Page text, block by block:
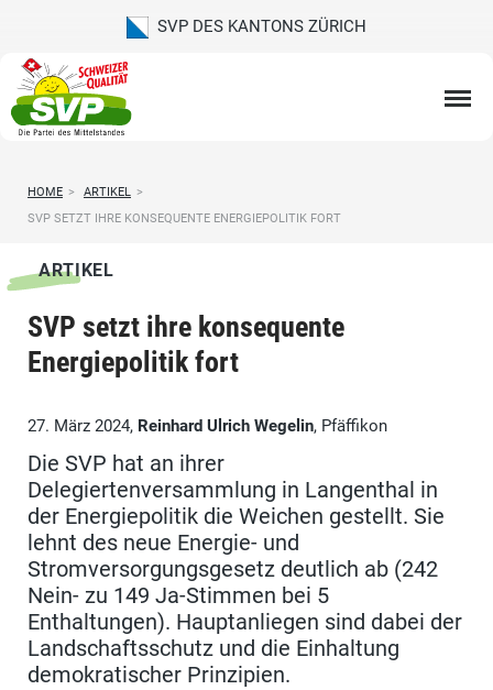
SVP DES KANTONS ZÜRICH
HOME > ARTIKEL >
SVP SETZT IHRE KONSEQUENTE ENERGIEPOLITIK FORT
ARTIKEL
SVP setzt ihre konsequente
Energiepolitik fort
27. März 2024, Reinhard Ulrich Wegelin, Pfäffikon
Die SVP hat an ihrer
Delegiertenversammlung in Langenthal in
der Energiepolitik die Weichen gestellt. Sie
lehnt des neue Energie- und
Stromversorgungsgesetz deutlich ab (242
Nein- zu 149 Ja-Stimmen bei 5
Enthaltungen). Hauptanliegen sind dabei der
Landschaftsschutz und die Einhaltung
demokratischer Prinzipien.